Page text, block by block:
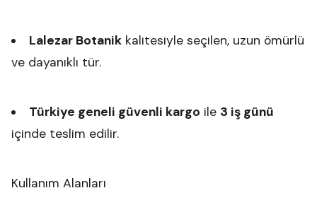
Lalezar Botanikkalitesiyle seçilen, uzun ömürlü
ve dayanıklı tür.
Türkiye geneli güvenli kargo ile 3 iş günü
içinde teslim edilir.
Kullanım Alanları